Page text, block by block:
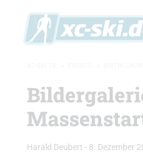
Harald Deubert - 8. Dezember